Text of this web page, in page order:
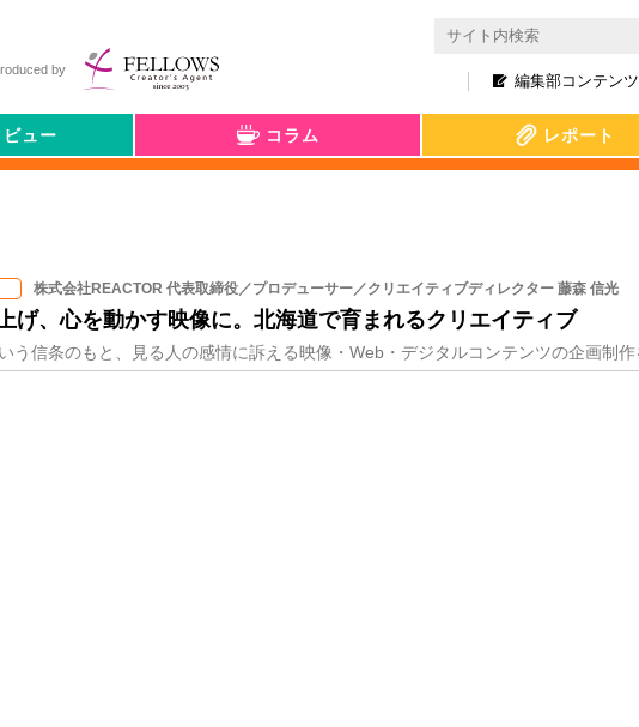
編集部コンテンツ
by
ビュー コラム レポート
株式会社REACTOR 代表取締役／プロデューサー／クリエイティブディレクター 藤森 信光
げ、心を動かす映像に。北海道で育まれるクリエイティブ